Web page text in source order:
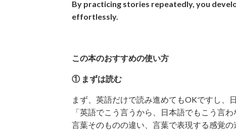
By practicing stories repeatedly, you
effortlessly.
この本のおすすめの使い方
① まずは読む
まず、英語だけで読み進めてもOKですし、
「英語でこう言うから、日本語でもこう言
言葉そのものの違い、言葉で表現する感覚